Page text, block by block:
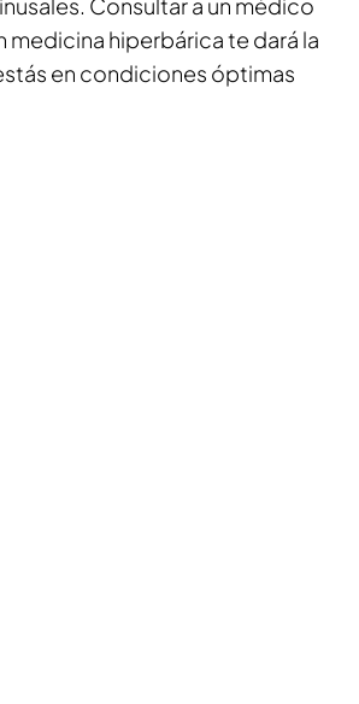
medicina hiperbárica te dará la
en condiciones óptimas